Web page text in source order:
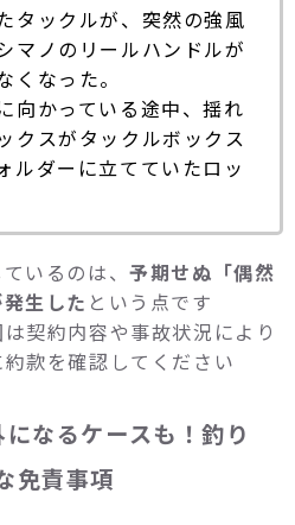
タックルが、突然の強風
マノのリールハンドルが
くなった。
向かっている途中、揺れ
クスがタックルボックス
ルダーに立てていたロッ
いるのは、予期せぬ「偶然
生した という点です
契約内容や事故状況により
款を確認してください
になるケースも！釣り
免責事項